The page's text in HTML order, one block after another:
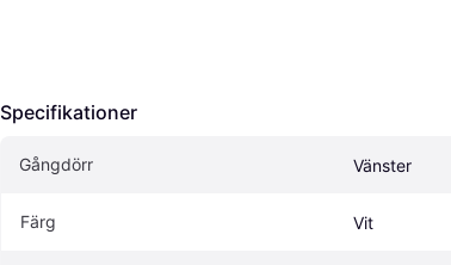
Specifikationer
Gångdörr Vänster
Färg Vit